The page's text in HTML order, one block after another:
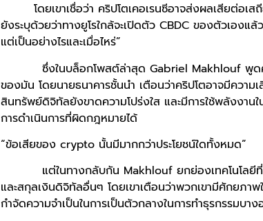
โดยเขาเชื่อว่า คริปโตเคอเรนซีอาจส่งผลเสียต่อเสถี
ยังระบุด้วยว่าทางยูโรใกล้จะเปิดตัว CBDC ของตัวเองแล้
แต่เป็นอย่างไรและเมื่อไหร่”
ซึ่งในบล็อกโพสต์ล่าสุด Gabriel Makhlouf พูดค่อ
ของมัน โดยนายธนาคารชั้นนำ เตือนว่าคริปโตอาจมีควา
สินทรัพย์ดิจิทัลยังขาดความโปร่งใส และมีการใช้พลังงานใ
การดำเนินการที่ผิดกฎหมายได้
“ข้อเสียของ crypto นั้นมีมากกว่าประโยชน์ใดทั้งหมด”
แต่ในทางกลับกัน Makhlouf ยกย่องเทคโนโลยีที่
และสกุลเงินดิจิทัลอื่นๆ โดยเขาเตือนว่าพวกเขามีศักยภา
กำจัดความจำเป็นในการเป็นตัวกลางในการทำธุรกรรมบาง